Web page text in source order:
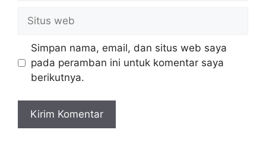
Situs
web
Simpan nama, email, dan situs web saya
pada peramban ini untuk komentar saya
berikutnya.